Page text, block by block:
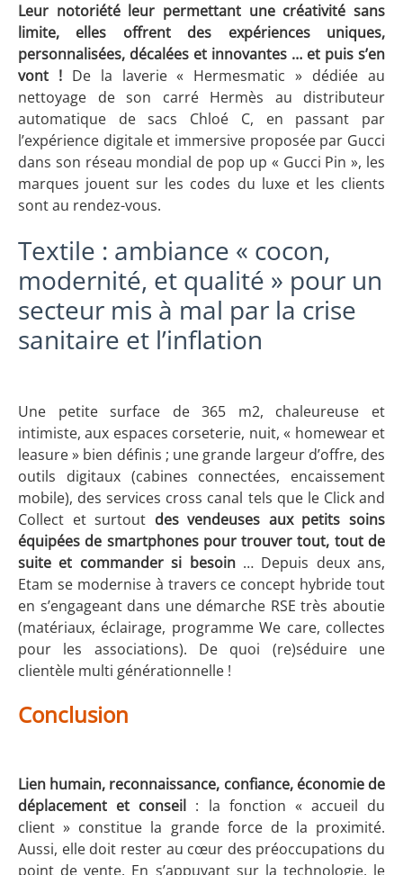
Leur notoriété leur permettant une créativité sans
limite, elles offrent des expériences uniques,
personnalisées, décalées et innovantes … et puis s’en
vont ! De la laverie « Hermesmatic » dédiée au
nettoyage de son carré Hermès au distributeur
automatique de sacs Chloé C, en passant par
l’expérience digitale et immersive proposée par Gucci
dans son réseau mondial de pop up « Gucci Pin », les
marques jouent sur les codes du luxe et les clients
sont au rendez-vous.
Textile : ambiance « cocon,
modernité, et qualité » pour un
secteur mis à mal par la crise
sanitaire et l’inflation
Une petite surface de 365 m2, chaleureuse et
intimiste, aux espaces corseterie, nuit, « homewear et
leasure » bien définis ; une grande largeur d’offre, des
outils digitaux (cabines connectées, encaissement
mobile), des services cross canal tels que le Click and
Collect et surtout des vendeuses aux petits soins
équipées de smartphones pour trouver tout, tout de
suite et commander si besoin… Depuis deux ans,
Etam se modernise à travers ce concept hybride tout
en s’engageant dans une démarche RSE très aboutie
(matériaux, éclairage, programme We care, collectes
pour les associations). De quoi (re)séduire une
clientèle multi générationnelle !
Conclusion
Lien humain, reconnaissance, confiance, économie de
déplacement et conseil : la fonction « accueil du
client » constitue la grande force de la proximité.
Aussi, elle doit rester au cœur des préoccupations du
point de vente. En s’appuyant sur la technologie, le